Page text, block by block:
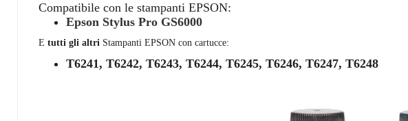
Compatibile con le stampanti EPSON:
Epson Stylus Pro GS6000
E tutti gli altri Stampanti EPSON con cartucce:
T6241, T6242, T6243, T6244, T6245, T6246, T6247, T6248